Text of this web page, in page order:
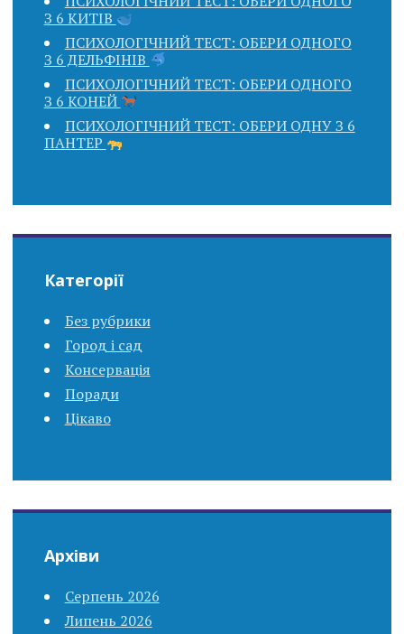
З 6 КИТІВ
ПСИХОЛОГІЧНИЙ ТЕСТ: ОБЕРИ ОДНОГО
З 6 ДЕЛЬФІНІВ
ПСИХОЛОГІЧНИЙ ТЕСТ: ОБЕРИ ОДНОГО
З 6 КОНЕЙ
ПСИХОЛОГІЧНИЙ ТЕСТ: ОБЕРИ ОДНУ З 6
ПАНТЕР
Категорії
Без рубрики
Город і сад
Консервація
Поради
Цікаво
Архіви
Серпень 2026
Липень 2026